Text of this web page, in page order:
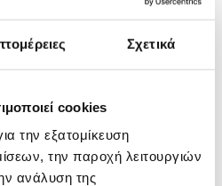
Σχετικά
cookies
την εξατομίκευση
την παροχή λειτουργιών
ανάλυση της